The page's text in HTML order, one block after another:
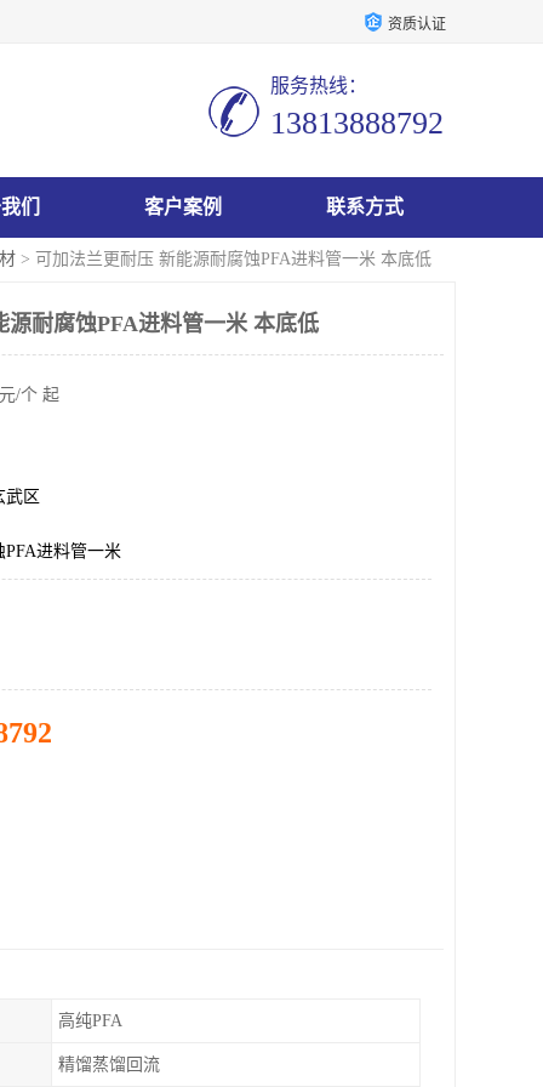
资质认证
服务热线：
13813888792
们 客户案例 联系方式
> 可加法兰更耐压 新能源耐腐蚀PFA进料管一米 本底低
源耐腐蚀PFA进料管一米 本底低
/个 起
武区
进料管一米
高纯PFA
精馏蒸馏回流